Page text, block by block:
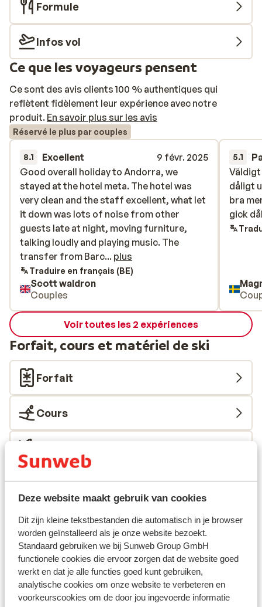
Deze website maakt gebruik van cookies
Dit zijn kleine tekstbestanden die automatisch in je browser
worden geïnstalleerd als je onze website bezoekt.
Standaard gebruiken we bij Sunweb Group GmbH
functionele cookies die ervoor zorgen dat de website goed
werkt en dat je alle functies goed kunt gebruiken,
analytische cookies om onze website te verbeteren en
voorkeurscookies om de door jou ingevoerde informatie
d’hiver pourront se retrouver autour d’un verre au bar.
Formule
Infos vol
Ce que les voyageurs pensent
Ce sont des avis clients 100 % authentiques qui
reflètent fidèlement leur expérience avec notre
produit. En savoir plus sur les avis
Réservé le plus par couples
8.1 Excellent
9 févr. 2025
Good overall holiday to Andorra, we
stayed at the hotel meta. The hotel was
very clean and the staff excellent, what let
it down was lots of noise from other
guests late at night, moving furniture,
talking loudly and playing music. The
transfer from Barcelona to Andorra also
had problems, with us waiting 1 hour 40 to
be picked up. As I've said overall very good
,great skiing, great food and beer...
Good overall holiday to Andorra, we
stayed at the hotel meta. The hotel was
very clean and the staff excellent, what let
it down was lots of noise from other
guests late at night, moving furniture,
talking loudly and playing music. The
transfer from Barc... plus
Traduire en français (BE)
Scott waldron
Couples
5.1
dåligt
bra
gick
dåligt
bra
gick
Voir toutes les 2 expériences
Forfait, cours et matériel de ski
Forfait
Cours
Autres hébergements - Grandvalira
Lodge Park Hotel
Hôtel Cristina
Hôtel Del Cubil